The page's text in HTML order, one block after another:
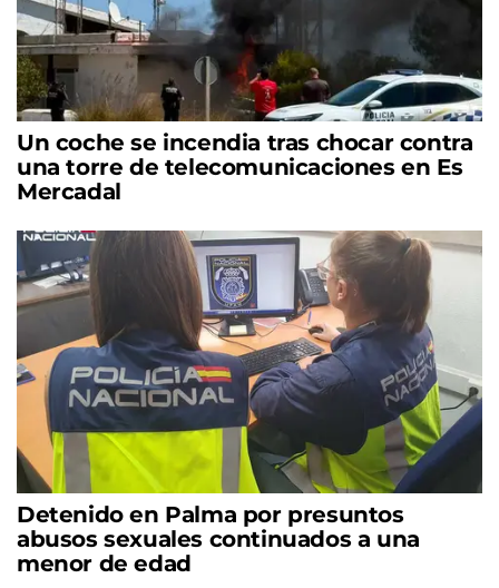
Un coche se incendia tras chocar contra
una torre de telecomunicaciones en Es
Mercadal
Detenido en Palma por presuntos
abusos sexuales continuados a una
menor de edad